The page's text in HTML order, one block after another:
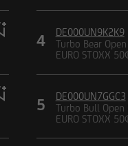
4
DE000UN9K2K9
Turbo Bear
EURO STOXX
5
DE000UN7GGC3
Turbo Bull Open
EURO STOXX